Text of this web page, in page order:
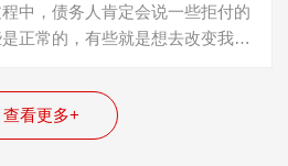
中，债务人肯定会说一些拒付的
正常的，有些就是想去改变我们
查看更多+